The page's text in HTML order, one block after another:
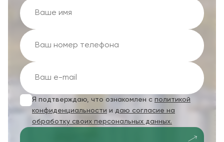
Я подтверждаю, что ознакомлен с политикой
конфиденциальности и даю согласие на
обработку своих персональных данных.